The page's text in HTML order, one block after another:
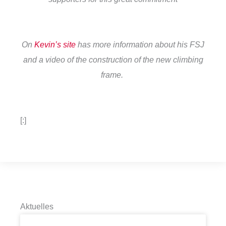
On Kevin’s site has more information about his FSJ
and a video of the construction of the new climbing
frame.
[:]
Aktuelles